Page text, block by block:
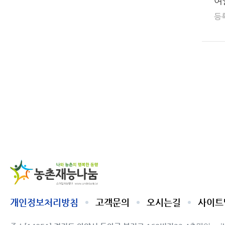
등
개인정보처리방침 고객문의 오시는길 사이